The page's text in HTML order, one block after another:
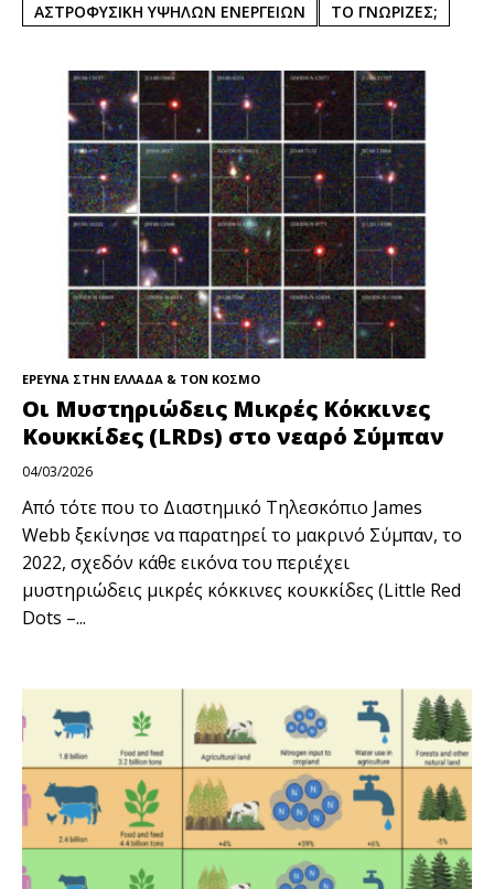
ΑΣΤΡΟΦΥΣΙΚΗ ΥΨΗΛΩΝ ΕΝΕΡΓΕΙΩΝ
ΤΟ ΓΝΩΡΙΖΕΣ;
ΕΡΕΥΝΑ ΣΤΗΝ ΕΛΛΑΔΑ & ΤΟΝ ΚΟΣΜΟ
Οι Μυστηριώδεις Μικρές Κόκκινες
Κουκκίδες (LRDs) στο νεαρό Σύμπαν
04/03/2026
Από τότε που το Διαστημικό Τηλεσκόπιο James
Webb ξεκίνησε να παρατηρεί το μακρινό Σύμπαν, το
2022, σχεδόν κάθε εικόνα του περιέχει
μυστηριώδεις μικρές κόκκινες κουκκίδες (Little Red
Dots –...